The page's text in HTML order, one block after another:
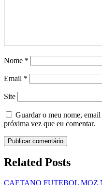
Nome *
Email *
Site
Guardar o meu nome, email
próxima vez que eu comentar.
Related Posts
CAETANO FUTEBOL MOZ